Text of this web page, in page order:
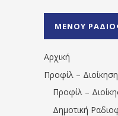
ΜΕΝΟΥ
Αρχική
Προφίλ – Διοίκηση
Προφίλ –
Δημοτική